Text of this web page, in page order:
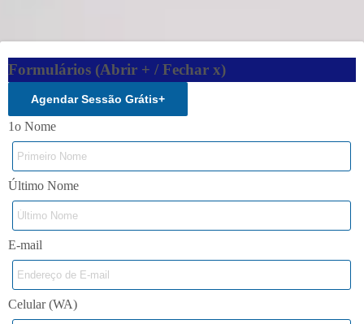
Formulários (Abrir + / Fechar x)
Agendar Sessão Grátis+
1o Nome
Último Nome
E-mail
Celular (WA)